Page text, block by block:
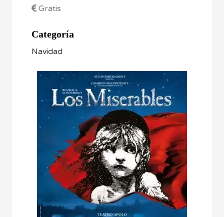
Gratis
Categoría
Navidad